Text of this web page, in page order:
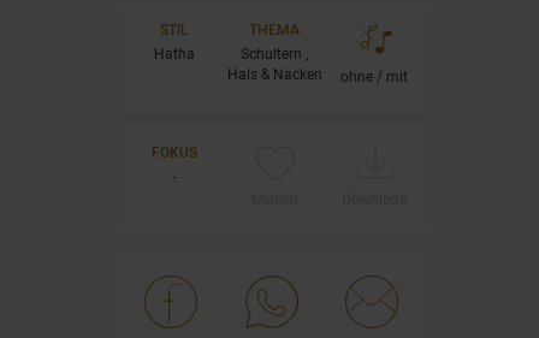
STIL
Hatha
THEMA
Schultern ,
Hals & Nacken
ohne / mit
FOKUS
-